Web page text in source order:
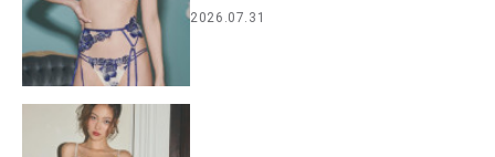
2026.07.31